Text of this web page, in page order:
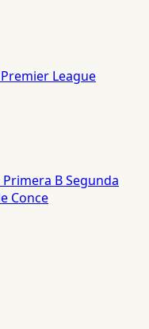
Premier League
Primera BSegunda
Conce